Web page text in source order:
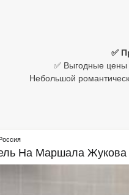
✅
✅ Выгодные цены
Небольшой
На Маршала Жукова